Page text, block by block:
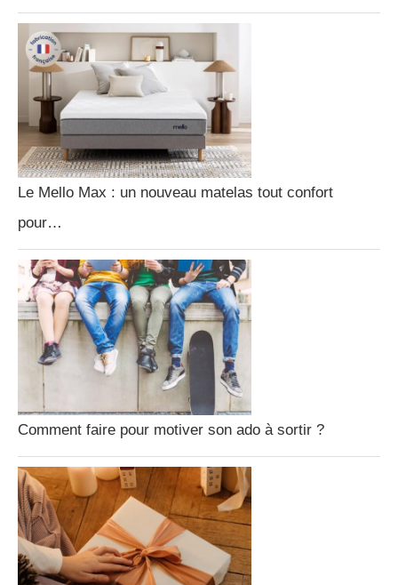
Le Mello Max : un nouveau matelas tout confort
pour…
Comment faire pour motiver son ado à sortir ?